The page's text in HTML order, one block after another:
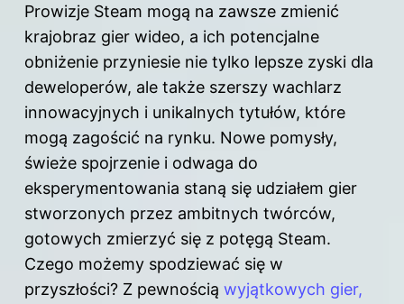
Prowizje Steam mogą na zawsze zmienić
krajobraz gier wideo, a ich potencjalne
obniżenie przyniesie nie tylko lepsze zyski dla
deweloperów, ale także szerszy wachlarz
innowacyjnych i unikalnych tytułów, które
mogą zagościć na rynku. Nowe pomysły,
świeże spojrzenie i odwaga do
eksperymentowania staną się udziałem gier
stworzonych przez ambitnych twórców,
gotowych zmierzyć się z potęgą Steam.
Czego możemy spodziewać się w
przyszłości? Z pewnością wyjątkowych gier,